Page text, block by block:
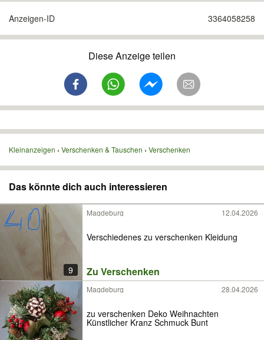
Anzeigen-ID 3364058258
Diese Anzeige teilen
Kleinanzeigen Verschenken & Tauschen Verschenken
Das könnte dich auch interessieren
9
Magdeburg 12.04.2026
Verschiedenes zu verschenken Kleidung
Zu Verschenken
Magdeburg 28.04.2026
zu verschenken Deko Weihnachten
Künstlicher Kranz Schmuck Bunt